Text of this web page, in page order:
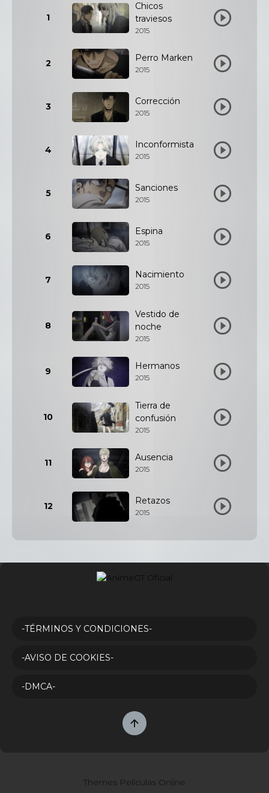
1
Chicos
traviesos
2015
2 Perro Marken
2015
3 Corrección
2015
4 Inconformista
2015
5 Sanciones
2015
6 Espina
2015
7 Nacimiento
2015
8
Vestido de
noche
2015
9 Hermanos
2015
10
Tierra de
confusión
2015
11 Ausencia
2015
12 Retazos
2015
-TÉRMINOS Y CONDICIONES-
-AVISO DE COOKIES-
-DMCA-
Themes Películas Online